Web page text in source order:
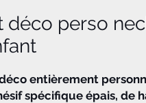
déco perso
entièrement
spécifique épais, de